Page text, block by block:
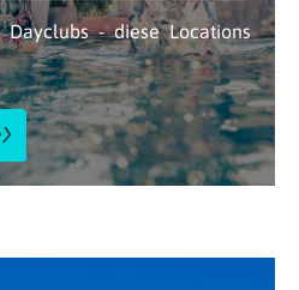
- diese Locations